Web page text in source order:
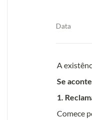
Data
1.
Comece